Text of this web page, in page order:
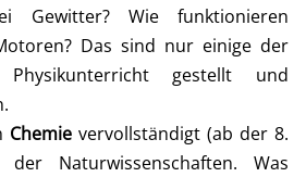
Gewitter? Wie funktionieren
Das sind nur einige der
gestellt und
Chemie vervollständigt (ab der 8.
Naturwissenschaften. Was